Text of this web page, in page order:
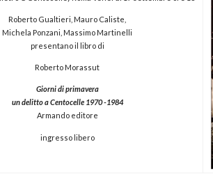
Roberto Gualtieri, Mauro Caliste,
Michela Ponzani, Massimo Martinelli
presentano il libro di
Roberto Morassut
Giorni di primavera
un delitto a Centocelle 1970 -1984
Armando editore
ingresso libero